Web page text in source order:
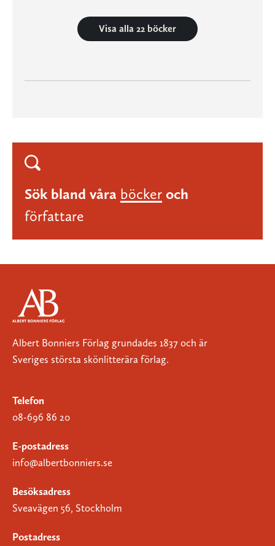
Visa alla 22 böcker
Sök bland våra böcker och
författare
Albert Bonniers Förlag grundades 1837 och är
Sveriges största skönlitterära förlag.
Telefon
08-696 86 20
E-postadress
info@albertbonniers.se
Besöksadress
Sveavägen 56, Stockholm
Postadress